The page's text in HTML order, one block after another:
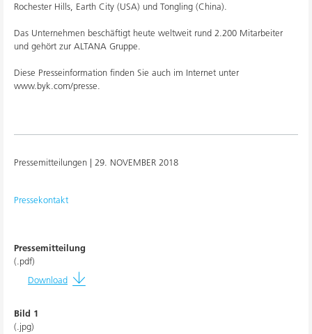
Rochester Hills, Earth City (USA) und Tongling (China).
Das Unternehmen beschäftigt heute weltweit rund 2.200 Mitarbeiter
und gehört zur ALTANA Gruppe.
Diese Presseinformation finden Sie auch im Internet unter
www.byk.com/presse.
Pressemitteilungen | 29. NOVEMBER 2018
Pressekontakt
Pressemitteilung
(.pdf)
Download
Bild 1
(.jpg)